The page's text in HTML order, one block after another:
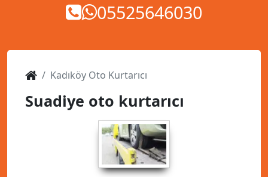
05525646030
Kadıköy Oto Kurtarıcı
Suadiye oto kurtarıcı